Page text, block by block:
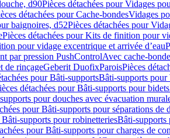
d90Pièces détachées pour Vidages
détachées pour Cache-bondesVidages
baignoires, d52Pièces détachées pour
Pièces détachées pour Kits de finition pour
pour vidage excentrique et arrivée d’eau
par pression PushControlAvec cache-bonde
de rinçageGeberit DuofixParoisPièces
pour Bâti-supportsBâti-supports pour
détachées pour Bâti-supports pour bidets
pour douches avec évacuation
pour Bâti-supports pour séparations de
Bâti-supports pour robinetteriesBâti-supports
pour Bâti-supports pour charges de